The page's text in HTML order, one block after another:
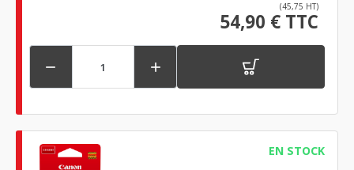
(45,75 HT)
54,90 € TTC
 
EN STOCK